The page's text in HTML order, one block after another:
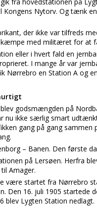
Kongens Nytorv. Og tænk
der ikke var tilfreds
med militæret for at
eller i hvert fald en
I mange år var
Nørrebro en Station A og
godsmængden på
nu ikke særlig smart
gang på gang
– Banen. Den første
på Lersøen. Herfra
Amager.
være startet fra Nørrebro
Den 16. juli 1905 startede
blev Lygten Station nedlagt.